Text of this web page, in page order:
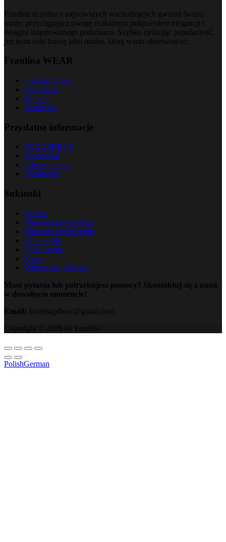
Fraulina to jedna z najnowszych wschodzących gwiazd świata
mody, przyciągająca uwagę unikalnym połączeniem elegancji i
designu inspirowanego podróżami. Szybko zyskując popularność,
już teraz robi furorę jako marka, którą warto obserwować.
Fraulina WEAR
Fraulina Dress
Pepi Pants
Kimono
Headwear
Przydatne informacje
WIDDERRUF
Impressum
Privacy policy
Regulamin
Sukienki
Lemon
Musselin Linen Beige
Musselin Linen White
Ombre Silk
Pink Ombre
Snake
White Blue Flowers
Masz pytania lub potrzebujesz pomocy? Skontaktuj się z nami
w dowolnym momencie!
Email: fraulinapillow@gmail.com
Copyright © 2026 by Fraulina
PolishGerman